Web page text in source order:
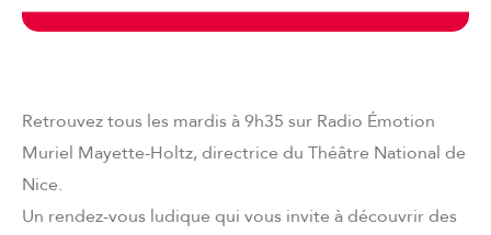
Retrouvez tous les mardis à 9h35 sur Radio Émotion
Muriel Mayette-Holtz, directrice du Théâtre National de
Nice.
Un rendez-vous ludique qui vous invite à découvrir des